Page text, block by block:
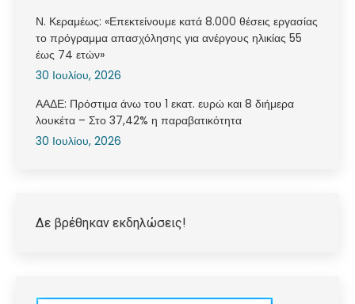
Ν. Κεραμέως: «Επεκτείνουμε κατά 8.000 θέσεις εργασίας
το πρόγραμμα απασχόλησης για ανέργους ηλικίας 55
έως 74 ετών»
30 Ιουλίου, 2026
ΑΑΔΕ: Πρόστιμα άνω του 1 εκατ. ευρώ και 8 διήμερα
λουκέτα – Στο 37,42% η παραβατικότητα
30 Ιουλίου, 2026
Δε βρέθηκαν εκδηλώσεις!